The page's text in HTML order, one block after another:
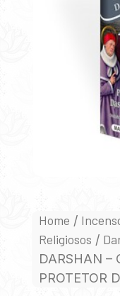
Home /
Religiosos /
DARSHAN –
PROTETOR